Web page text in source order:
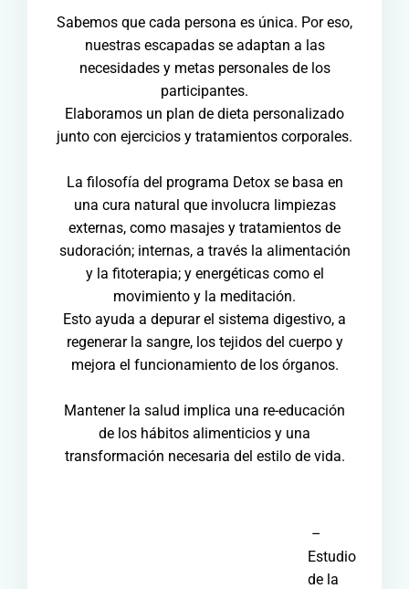
Sabemos que cada persona es única. Por eso,
nuestras escapadas se adaptan a las
necesidades y metas personales de los
participantes.
Elaboramos un plan de dieta personalizado
junto con ejercicios y tratamientos corporales.
La filosofía del programa Detox se basa en
una cura natural que involucra limpiezas
externas, como masajes y tratamientos de
sudoración; internas, a través la alimentación
y la fitoterapia; y energéticas como el
movimiento y la meditación.
Esto ayuda a depurar el sistema digestivo, a
regenerar la sangre, los tejidos del cuerpo y
mejora el funcionamiento de los órganos.
Mantener la salud implica una re-educación
de los hábitos alimenticios y una
transformación necesaria del estilo de vida.
–
Estudio
de la